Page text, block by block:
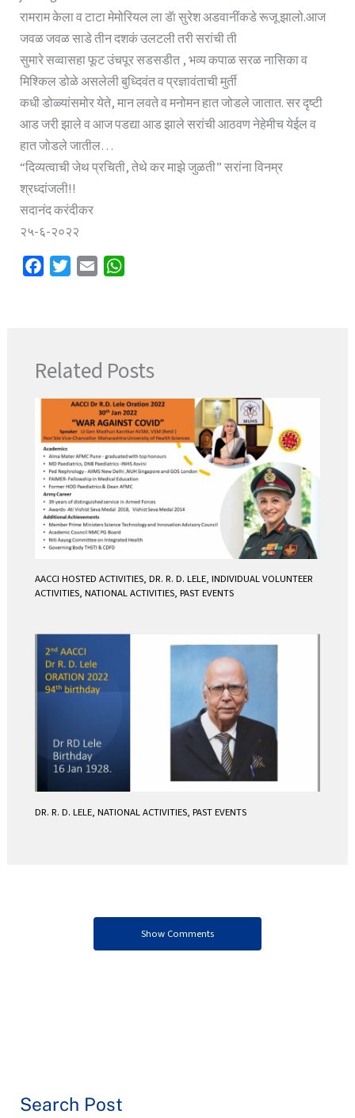
रामराम केला व टाटा मेमोरियल ला डॅा सुरेश अडवानींकडे रूजू झालो.आज
जवळ जवळ साडे तीन दशकं उलटली तरी सरांची ती
सुमारे सव्वासहा फूट उंचपूर सडसडीत , भव्य कपाळ सरळ नासिका व
मिश्किल डोळे असलेली बुध्दिवंत व प्रज्ञावंताची मुर्ती
कधी डोळ्यांसमोर येते, मान लवते व मनोमन हात जोडले जातात. सर दृष्टी
आड जरी झाले व आज पडद्या आड झाले सरांची आठवण नेहेमीच येईल व
हात जोडले जातील…
“दिव्यत्वाची जेथ प्रचिती, तेथे कर माझे जुळती” सरांना विनम्र
श्रध्दांजली!!
सदानंद करंदीकर
२५-६-२०२२
o
e
A
p
Related Posts
AACCI HOSTED ACTIVITIES, DR. R. D. LELE, INDIVIDUAL VOLUNTEER
ACTIVITIES, NATIONAL ACTIVITIES, PAST EVENTS
DR. R. D. LELE, NATIONAL ACTIVITIES, PAST EVENTS
Show Comments
Search Post